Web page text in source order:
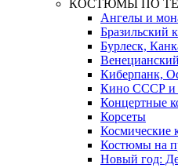
КОСТЮМЫ ПО
Ангелы и
Бразильский
Бурлеск,
Киберпанк,
Кино СССР и
Концертные
Корсеты
Космические
Костюмы на
Новый год: